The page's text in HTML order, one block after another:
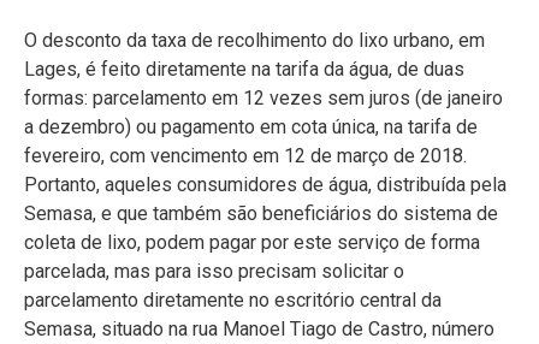
O desconto da taxa de recolhimento do lixo urbano, em
Lages, é feito diretamente na tarifa da água, de duas
formas: parcelamento em 12 vezes sem juros (de janeiro
a dezembro) ou pagamento em cota única, na tarifa de
fevereiro, com vencimento em 12 de março de 2018.
Portanto, aqueles consumidores de água, distribuída pela
Semasa, e que também são beneficiários do sistema de
coleta de lixo, podem pagar por este serviço de forma
parcelada, mas para isso precisam solicitar o
parcelamento diretamente no escritório central da
Semasa, situado na rua Manoel Tiago de Castro, número